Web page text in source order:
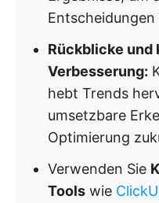
Rückblicke
Verbesserung:
hebt Trends
umsetzbare
Optimierung
Verwenden Sie
Tools wie